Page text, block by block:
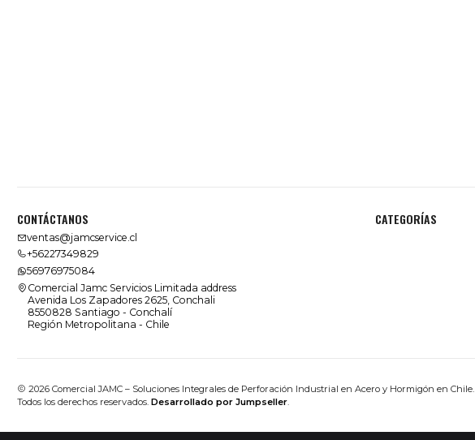
CONTÁCTANOS
ventas@jamcservice.cl
+56227349829
56976975084
Comercial Jamc Servicios Limitada address
Avenida Los Zapadores 2625, Conchali
8550828 Santiago - Conchalí
Región Metropolitana - Chile
CATEGORÍAS
2026 Comercial JAMC – Soluciones Integrales de Perforación Industrial en Acero y Hormigón en Chile.
Todos los derechos reservados. Desarrollado por Jumpseller.